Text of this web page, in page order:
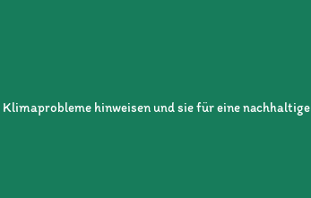
hinweisen und sie für eine nachhaltige